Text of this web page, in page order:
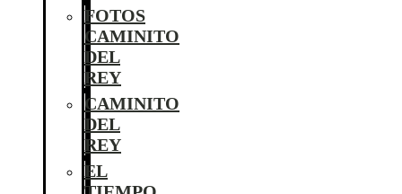
FOTOS
CAMINITO
DEL
REY
CAMINITO
DEL
REY
EL